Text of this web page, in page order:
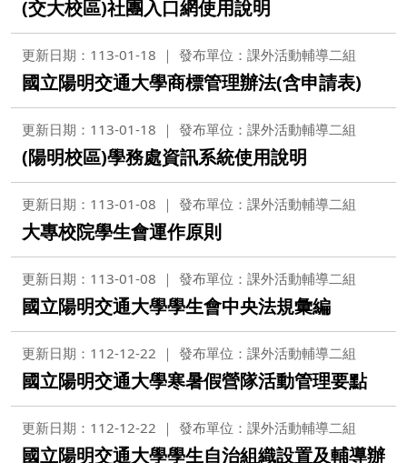
(交大校區)社團入口網使用說明
更新日期：113-01-18 發布單位：課外活動輔導二組
國立陽明交通大學商標管理辦法(含申請表)
更新日期：113-01-18 發布單位：課外活動輔導二組
(陽明校區)學務處資訊系統使用說明
更新日期：113-01-08 發布單位：課外活動輔導二組
大專校院學生會運作原則
更新日期：113-01-08 發布單位：課外活動輔導二組
國立陽明交通大學學生會中央法規彙編
更新日期：112-12-22 發布單位：課外活動輔導二組
國立陽明交通大學寒暑假營隊活動管理要點
更新日期：112-12-22 發布單位：課外活動輔導二組
國立陽明交通大學學生自治組織設置及輔導辦